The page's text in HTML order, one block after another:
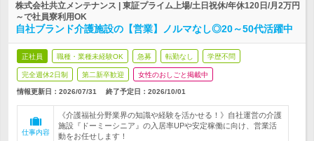
株式会社共立メンテナンス | 東証プライム上場/土日祝休/年休120日/月2万円
～で社員寮利用OK
自社ブランド介護施設の【営業】ノルマなし◎20～50代活躍中
正社員 職種・業種未経験OK 急募 転勤なし 学歴不問
完全週休2日制 第二新卒歓迎 女性のおしごと掲載中
情報更新日：2026/07/31 終了予定日： 2026/10/01
仕事内容
《介護福祉分野業界の知識や経験を活かせる！》自社運営の介護
施設『ドーミーシニア』の入居率UPや安定稼働に向け、営業活
動をお任せします！